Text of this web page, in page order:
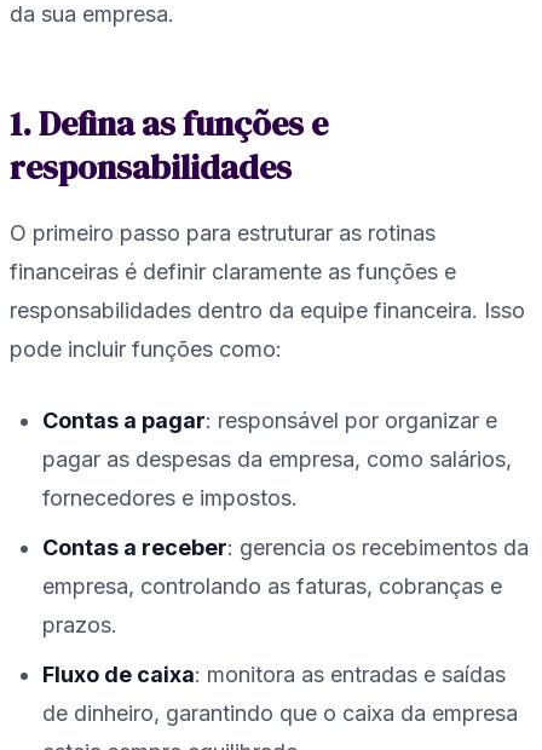
da sua empresa.
1. Defina as funções e
responsabilidades
O primeiro passo para estruturar as rotinas
financeiras é definir claramente as funções e
responsabilidades dentro da equipe financeira. Isso
pode incluir funções como:
Contas a pagar: responsável por organizar e
pagar as despesas da empresa, como salários,
fornecedores e impostos.
Contas a receber: gerencia os recebimentos da
empresa, controlando as faturas, cobranças e
prazos.
Fluxo de caixa: monitora as entradas e saídas
de dinheiro, garantindo que o caixa da empresa